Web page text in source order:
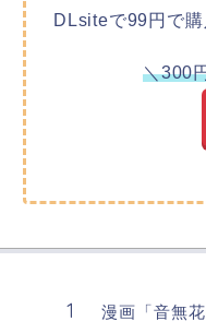
DLsiteで99円で購
＼300
漫画「音無